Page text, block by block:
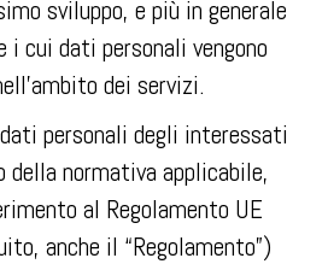
sviluppo, e più in generale
i cui dati personali vengono
dei servizi.
personali degli interessati
della normativa applicabile,
al Regolamento UE
anche il “Regolamento”)